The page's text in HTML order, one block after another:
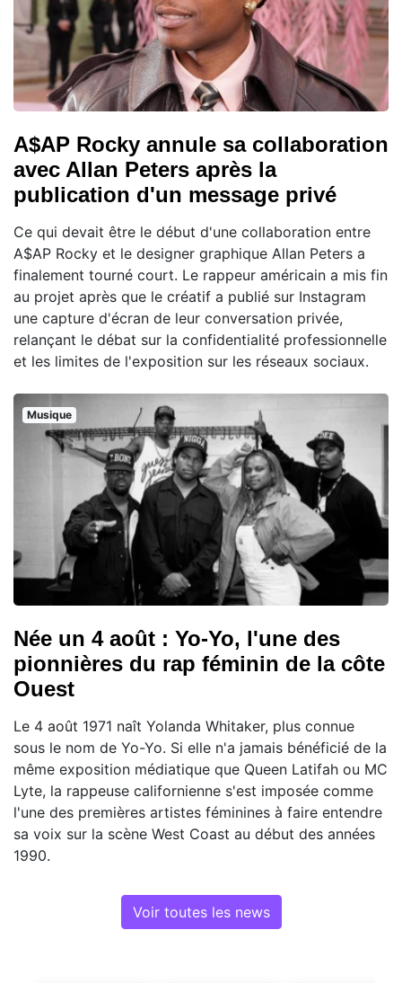
A$AP Rocky annule sa collaboration
avec Allan Peters après la
publication d'un message privé
Ce qui devait être le début d'une collaboration entre
A$AP Rocky et le designer graphique Allan Peters a
finalement tourné court. Le rappeur américain a mis fin
au projet après que le créatif a publié sur Instagram
une capture d'écran de leur conversation privée,
relançant le débat sur la confidentialité professionnelle
et les limites de l'exposition sur les réseaux sociaux.
Musique
Née un 4 août : Yo-Yo, l'une des
pionnières du rap féminin de la côte
Ouest
Le 4 août 1971 naît Yolanda Whitaker, plus connue
sous le nom de Yo-Yo. Si elle n'a jamais bénéficié de la
même exposition médiatique que Queen Latifah ou MC
Lyte, la rappeuse californienne s'est imposée comme
l'une des premières artistes féminines à faire entendre
sa voix sur la scène West Coast au début des années
1990.
Voir toutes les news